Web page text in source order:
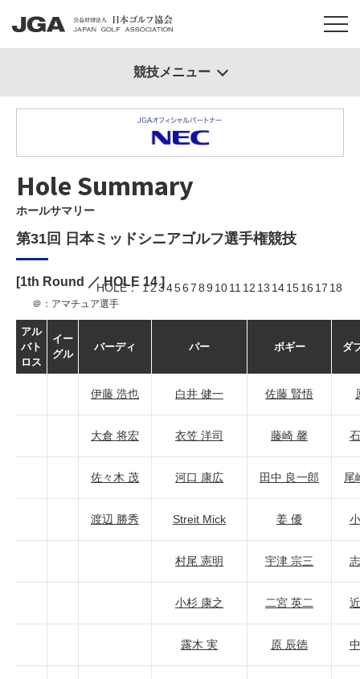
Hole Summary
ホールサマリー
第31回 日本ミッドシニアゴルフ選手権競技
[1th Round ／ HOLE 14]
HOLE 123456789 1011 12 13 141516 17 18
＠：アマチュア選手
アル
バト
ロス
イー
グル
バーディ パー ボギー ダ
伊藤 浩也 白井 健一 佐藤 賢悟
大倉 将宏 衣笠 洋司 藤崎 馨
佐々木 茂 河口 康広 田中 良一郎 尾
渡辺 勝秀 Streit Mick 姜 優
村尾 憲明 宇津 宗三
小杉 康之 二宮 英二
露木 実 原 辰徳
競技メニュー